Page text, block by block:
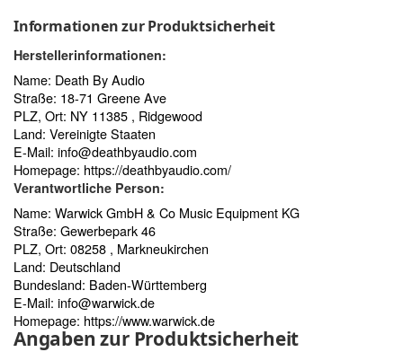
Informationen zur Produktsicherheit
Herstellerinformationen:
Name: Death By Audio
Straße: 18-71 Greene Ave
PLZ, Ort: NY 11385 , Ridgewood
Land: Vereinigte Staaten
E-Mail: info@deathbyaudio.com
Homepage: https://deathbyaudio.com/
Verantwortliche Person:
Name: Warwick GmbH & Co Music Equipment KG
Straße: Gewerbepark 46
PLZ, Ort: 08258 , Markneukirchen
Land: Deutschland
Bundesland: Baden-Württemberg
E-Mail: info@warwick.de
Homepage: https://www.warwick.de
Angaben zur Produktsicherheit